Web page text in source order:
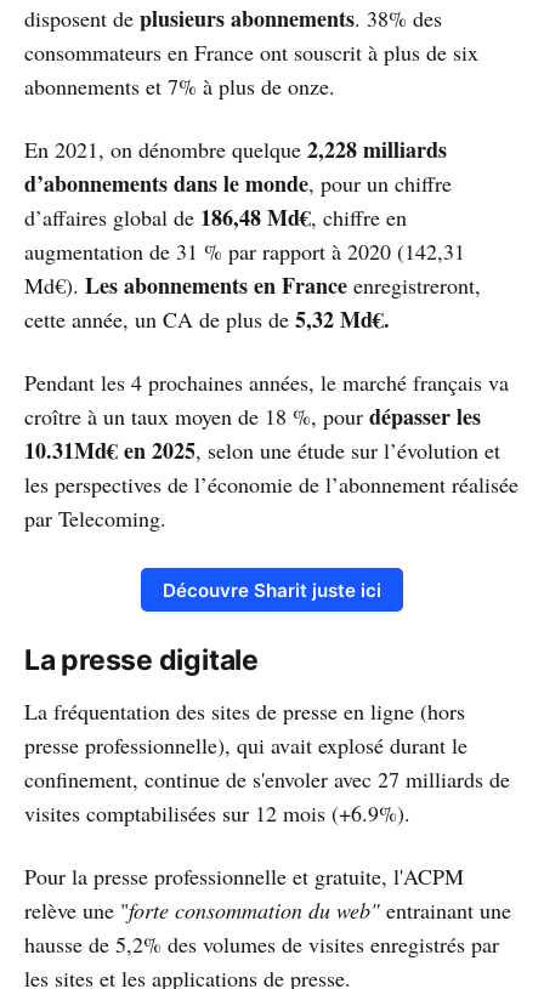
disposent de plusieurs abonnements. 38% des
consommateurs en France ont souscrit à plus de six
abonnements et 7% à plus de onze.
En 2021, on dénombre quelque 2,228 milliards
d’abonnements dans le monde, pour un chiffre
d’affaires global de 186,48 Md€, chiffre en
augmentation de 31 % par rapport à 2020 (142,31
Md€). Les abonnements en France enregistreront,
cette année, un CA de plus de 5,32 Md€.
Pendant les 4 prochaines années, le marché français va
croître à un taux moyen de 18 %, pour dépasser les
10.31Md€ en 2025, selon une étude sur l’évolution et
les perspectives de l’économie de l’abonnement réalisée
par Telecoming.
Découvre Sharit juste ici
La presse digitale
La fréquentation des sites de presse en ligne (hors
presse professionnelle), qui avait explosé durant le
confinement, continue de s'envoler avec 27 milliards de
visites comptabilisées sur 12 mois (+6.9%).
Pour la presse professionnelle et gratuite, l'ACPM
relève une "forte consommation du web" entrainant une
hausse de 5,2% des volumes de visites enregistrés par
les sites et les applications de presse.